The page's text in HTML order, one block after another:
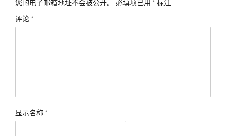
您的电子邮箱地址不会被公开。 必填项已用 * 标注
评论 *
显示名称 *